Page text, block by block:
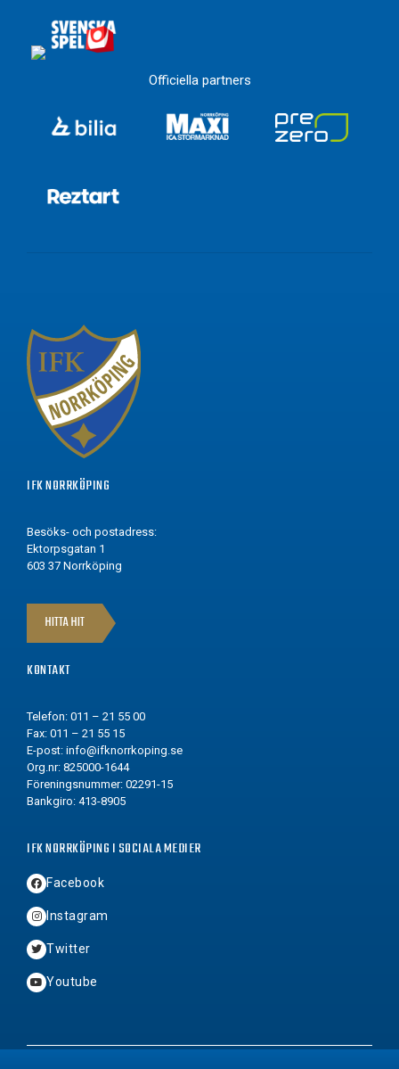
Officiella partners
IFK NORRKÖPING
Besöks- och postadress:
Ektorpsgatan 1
603 37 Norrköping
HITTA HIT
KONTAKT
Telefon: 011 – 21 55 00
Fax: 011 – 21 55 15
E-post: info@ifknorrkoping.se
Org.nr: 825000-1644
Föreningsnummer: 02291-15
Bankgiro: 413-8905
IFK NORRKÖPING I SOCIALA MEDIER
Facebook
Instagram
Twitter
Youtube